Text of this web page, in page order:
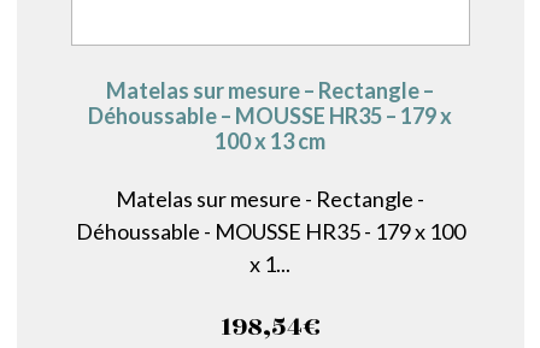
Matelas sur mesure – Rectangle –
Déhoussable – MOUSSE HR35 – 179 x
100 x 13 cm
Matelas sur mesure - Rectangle -
Déhoussable - MOUSSE HR35 - 179 x 100
x 1...
198,54€